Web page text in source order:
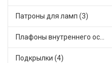
Патроны для ламп (3)
Плафоны внутреннего освещения (1)
Подкрылки (4)